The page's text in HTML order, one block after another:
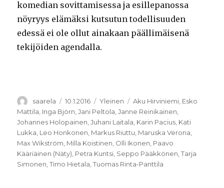
komedian sovittamisessa ja esillepanossa
nöyryys elämäksi kutsutun todellisuuden
edessä ei ole ollut ainakaan päällimäisenä
tekijöiden agendalla.
Kirjoittaja
saarela Julkaistu
10.1.2016 Kategoriat
Yleinen Avainsanat
Aku Hirviniemi Esko
Mattila Inga Björn ,Jani Peltola ,Janne Reinikainen
Johannes Holopainen ,Juhani Laitala Karin Pacius Kati
Lukka Leo Honkonen Markus Riuttu Maruska Verona
Max Wikström Milla Koistinen Olli Ikonen Paavo
Kääriäinen (Näty) Petra Kuntsi Seppo Pääkkönen ,Tarja
Simonen ,Timo Hietala ,Tuomas Rinta-Panttila